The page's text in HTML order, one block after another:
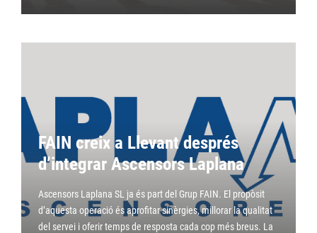
FAIN creix a Llevant després
d’integrar Ascensors Laplana
Ascensors Laplana SL ja és part del Grup FAIN. El propòsit
d’aquesta operació és aprofitar sinèrgies, millorar la qualitat
del servei i oferir temps de resposta cada cop més breus. La